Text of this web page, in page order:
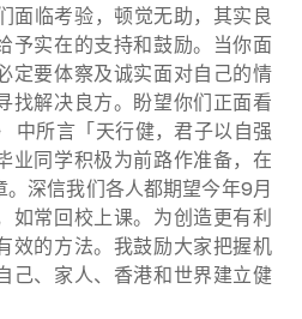
面临考验，顿觉无助，其实良
予实在的支持和鼓励。当你面
定要体察及诚实面对自己的情
找解决良方。盼望你们正面看
中所言「天行健，君子以自强
业同学积极为前路作准备，在
深信我们各人都期望今年9月
如常回校上课。为创造更有利
效的方法。我鼓励大家把握机
己、家人、香港和世界建立健